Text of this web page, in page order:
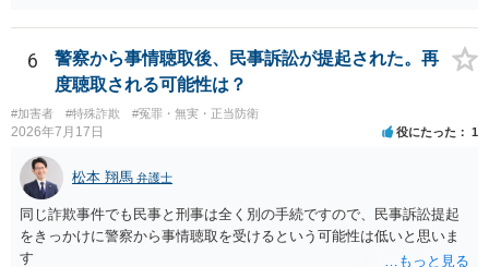
面を作成したうえで支払いをする必要があるでしょう。 一度弁護士に
相談をされた方が良いかと思われます。
6
警察から事情聴取後、民事訴訟が提起された。再
度聴取される可能性は？
#加害者 #特殊詐欺 #冤罪・無実・正当防衛
2026年7月17日 役にたった 1
松本 翔馬 弁護士
同じ詐欺事件でも民事と刑事は全く別の手続ですので、民事訴訟提起
をきっかけに警察から事情聴取を受けるという可能性は低いと思いま
す